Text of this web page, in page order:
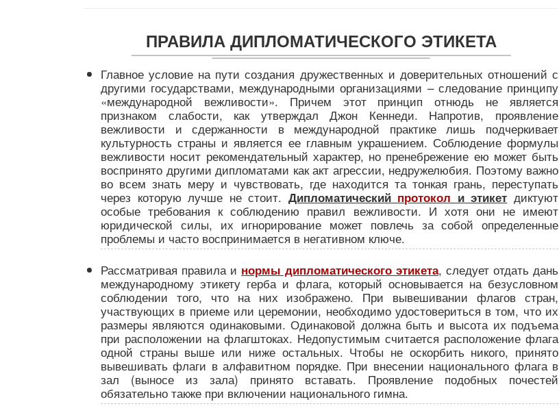
ПРАВИЛА ДИПЛОМАТИЧЕСКОГО ЭТИКЕТА
Главное условие на пути создания дружественных и доверительных отношений с
другими государствами, международными организациями – следование принципу
«международной вежливости». Причем этот принцип отнюдь не является
признаком слабости, как утверждал Джон Кеннеди. Напротив, проявление
вежливости и сдержанности в международной практике лишь подчеркивает
культурность страны и является ее главным украшением. Соблюдение формулы
вежливости носит рекомендательный характер, но пренебрежение ею может быть
воспринято другими дипломатами как акт агрессии, недружелюбия. Поэтому важно
во всем знать меру и чувствовать, где находится та тонкая грань, переступать
через которую лучше не стоит. Дипломатический протокол и этикет диктуют
особые требования к соблюдению правил вежливости. И хотя они не имеют
юридической силы, их игнорирование может повлечь за собой определенные
проблемы и часто воспринимается в негативном ключе.
Рассматривая правила и нормы дипломатического этикета, следует отдать дань
международному этикету герба и флага, который основывается на безусловном
соблюдении того, что на них изображено. При вывешивании флагов стран,
участвующих в приеме или церемонии, необходимо удостовериться в том, что их
размеры являются одинаковыми. Одинаковой должна быть и высота их подъема
при расположении на флагштоках. Недопустимым считается расположение флага
одной страны выше или ниже остальных. Чтобы не оскорбить никого, принято
вывешивать флаги в алфавитном порядке. При внесении национального флага в
зал (выносе из зала) принято вставать. Проявление подобных почестей
обязательно также при включении национального гимна.